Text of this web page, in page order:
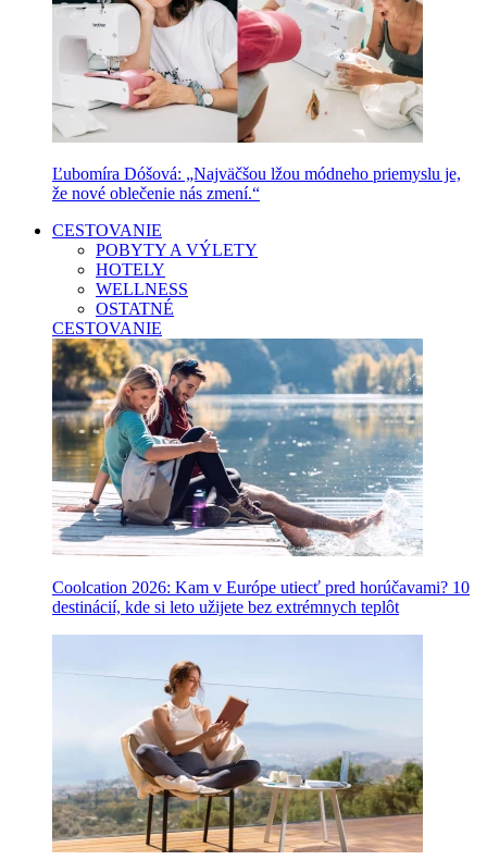
Ľubomíra Dóšová: „Najväčšou lžou módneho priemyslu je,
že nové oblečenie nás zmení.“
CESTOVANIE
POBYTY A VÝLETY
HOTELY
WELLNESS
OSTATNÉ
CESTOVANIE
Coolcation 2026: Kam v Európe utiecť pred horúčavami? 10
destinácií, kde si leto užijete bez extrémnych teplôt